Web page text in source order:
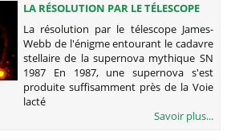
LA RÉSOLUTION PAR LE TÉLESCOPE
JAMES-WEBB DE L'ÉNIGME
ENTOURANT LE CADAVRE STELLAIRE
DE LA SUPERNOVA MYTHIQUE SN
1987
La résolution par le télescope James-
Webb de l'énigme entourant le cadavre
stellaire de la supernova mythique SN
1987 En 1987, une supernova s'est
produite suffisamment près de la Voie
lacté
Savoir plus...